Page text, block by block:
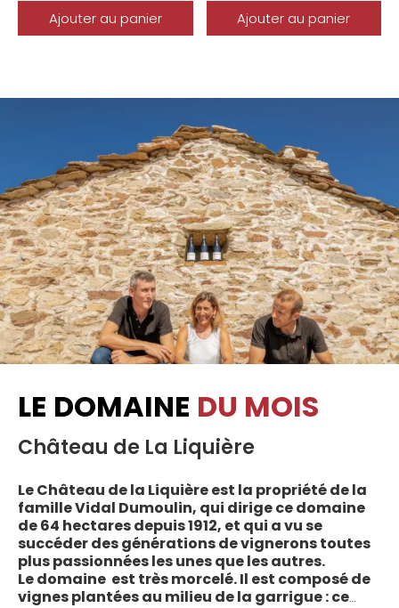
Ajouter au panier Ajouter au panier
LE DOMAINE DU MOIS
Château de La Liquière
Le Château de la Liquière est la propriété de la
famille Vidal Dumoulin, qui dirige ce domaine
de 64 hectares depuis 1912, et qui a vu se
succéder des générations de vignerons toutes
plus passionnées les unes que les autres.
Le domaine est très morcelé. Il est composé de
vignes plantées au milieu de la garrigue : ce